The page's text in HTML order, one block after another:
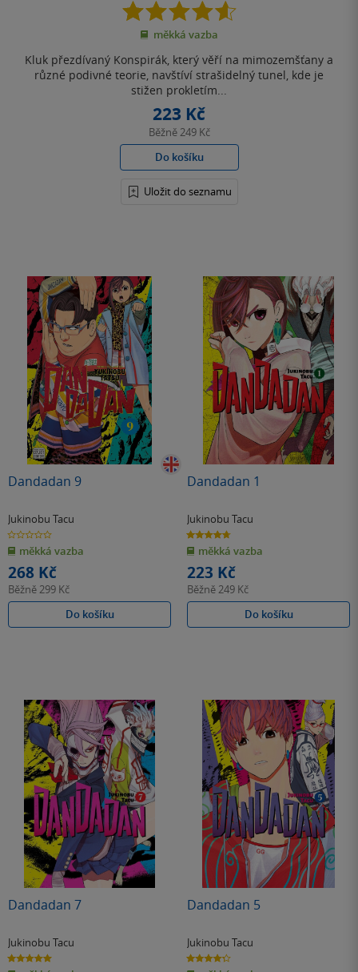
4.6
z
5
měkká vazba
Kluk přezdívaný Konspirák, který věří na mimozemšťany a
různé podivné teorie, navštíví strašidelný tunel, kde je
stižen prokletím...
223 Kč
Běžně249 Kč
Do košíku
Uložit do seznamu
Dandadan 9
Jukinobu Tacu
0.0
z
5
hvězdiček
měkká vazba
268 Kč
Běžně299 Kč
Do košíku
Dandadan 1
Jukinobu Tacu
4.7
z
5
hvězdiček
měkká vazba
223 Kč
Běžně249 Kč
Do košíku
Dandadan 7
Jukinobu Tacu
5.0
z
Dandadan 5
Jukinobu Tacu
4.3
z